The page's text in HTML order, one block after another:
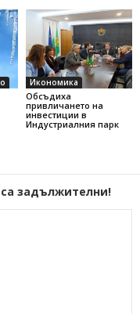
Икономика
Обсъдиха
привличането на
инвестиции в
Индустриалния парк
задължителни!